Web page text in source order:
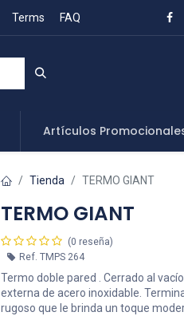
Terms FAQ
Artículos
Tienda TERMO GIANT
TERMO GIANT
(0 reseña)
Ref. TMPS 264
Termo doble pared . Cerrado al
externa de acero inoxidable.
rugoso que le brinda un toque